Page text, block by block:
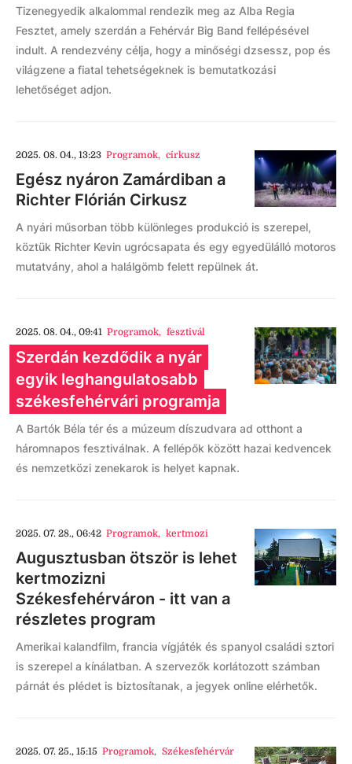
Tizenegyedik alkalommal rendezik meg az Alba Regia
Fesztet, amely szerdán a Fehérvár Big Band fellépésével
indult. A rendezvény célja, hogy a minőségi dzsessz, pop és
világzene a fiatal tehetségeknek is bemutatkozási
lehetőséget adjon.
2025. 08. 04., 13:23 Programok, cirkusz
Egész nyáron Zamárdiban a
Richter Flórián Cirkusz
A nyári műsorban több különleges produkció is szerepel,
köztük Richter Kevin ugrócsapata és egy egyedülálló motoros
mutatvány, ahol a halálgömb felett repülnek át.
2025. 08. 04., 09:41 Programok, fesztivál
Szerdán kezdődik a nyár
egyik leghangulatosabb
székesfehérvári programja
A Bartók Béla tér és a múzeum díszudvara ad otthont a
háromnapos fesztiválnak. A fellépők között hazai kedvencek
és nemzetközi zenekarok is helyet kapnak.
2025. 07. 28., 06:42 Programok, kertmozi
Augusztusban ötször is lehet
kertmozizni
Székesfehérváron - itt van a
részletes program
Amerikai kalandfilm, francia vígjáték és spanyol családi sztori
is szerepel a kínálatban. A szervezők korlátozott számban
párnát és plédet is biztosítanak, a jegyek online elérhetők.
2025. 07. 25., 15:15 Programok, Székesfehérvár